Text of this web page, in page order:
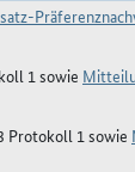
1 sowie
Protokoll 1 sowie